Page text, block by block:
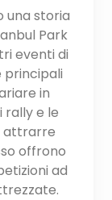
una storia
Park
eventi di
principali
in
rally e le
attrarre
offrono
ad